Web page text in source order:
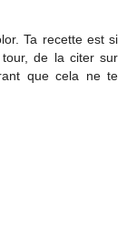
Ta recette est si
de la citer sur
que cela ne te